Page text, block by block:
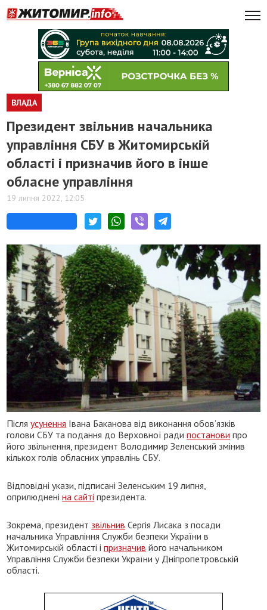
ВЛАДА
Президент звільнив начальника
управління СБУ в Житомирській
області і призначив його в інше
обласне управління
19 липня 2022, 12:05
Післяусунення Івана Баканова від виконання обов’язків
голови СБУ та подання до Верховної радипостанови про
його звільнення, президент Володимир Зеленський змінив
кількох голів обласних управлінь СБУ.
Відповідні укази, підписані Зеленським 19 липня,
оприлюдненіна сайті президента.
Зокрема, президент звільнив Сергія Лисака з посади
начальника Управління Служби безпеки України в
Житомирській області іпризначив його начальником
Управління Служби безпеки України у Дніпропетровській
області.